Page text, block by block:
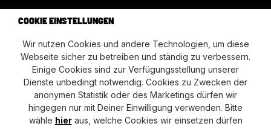
COOKIE EINSTELLUNGEN
Wir nutzen Cookies und andere Technologien, um diese
Webseite sicher zu betreiben und ständig zu verbessern.
Einige Cookies sind zur Verfügungsstellung unserer
Dienste unbedingt notwendig. Cookies zu Zwecken der
anonymen Statistik oder des Marketings dürfen wir
hingegen nur mit Deiner Einwilligung verwenden. Bitte
wähle hieraus, welche Cookies wir einsetzen dürfen